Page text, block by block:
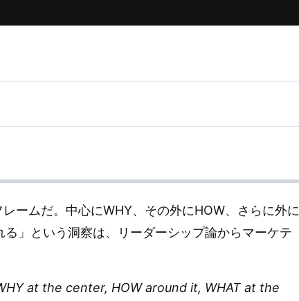
ームだ。中心にWHY、その外にHOW、さらに外に
」という洞察は、リーダーシップ論からマーケテ
at the center, HOW around it, WHAT at the